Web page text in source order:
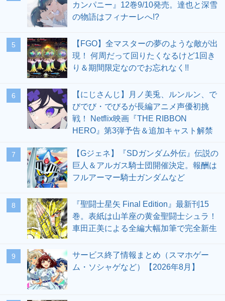
カンパニー』12巻9/10発売。達也と深雪
の物語はフィナーレへ!?
5
【FGO】全マスターの夢のような敵が出
現！ 何周だって回りたくなるけど1回き
り＆期間限定なのでお忘れなく!!
6
【にじさんじ】月ノ美兎、ルンルン、で
びでび・でびるが長編アニメ声優初挑
戦！ Netflix映画『THE RIBBON
HERO』第3弾予告＆追加キャスト解禁
7
【Gジェネ】『SDガンダム外伝』伝説の
巨人＆アルガス騎士団開催決定。報酬は
フルアーマー騎士ガンダムなど
8
『聖闘士星矢 Final Edition』最新刊15
巻。表紙は山羊座の黄金聖闘士シュラ！
車田正美による全編大幅加筆で完全新生
9
サービス終了情報まとめ（スマホゲー
ム・ソシャゲなど）【2026年8月】